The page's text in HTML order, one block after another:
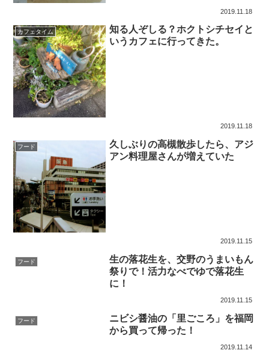
2019.11.18
カフェタイム
知る人ぞしる？ホクトシチセイと
いうカフェに行ってきた。
2019.11.18
フード
久しぶりの高槻散歩したら、アジ
アン料理屋さんが増えていた
2019.11.15
フード
生の落花生を、交野のうまいもん
祭りで！活力なべでゆで落花生
に！
2019.11.15
フード
ニビシ醤油の「里ごころ」を福岡
から買って帰った！
2019.11.14